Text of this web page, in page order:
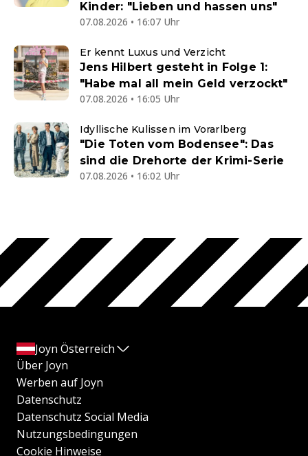
Kinder: "Lieben und hassen uns"
07.08.2026 • 16:07 Uhr
Er kennt Luxus und Verzicht
Jens Hilbert gesteht in Folge 1:
"Habe mal all mein Geld verzockt"
07.08.2026 • 16:05 Uhr
Idyllische Kulissen im Vorarlberg
"Die Toten vom Bodensee": Das
sind die Drehorte der Krimi-Serie
07.08.2026 • 16:02 Uhr
Joyn Österreich
Über Joyn
Werben auf Joyn
Datenschutz
Datenschutz Social Media
Nutzungsbedingungen
Cookie Hinweise